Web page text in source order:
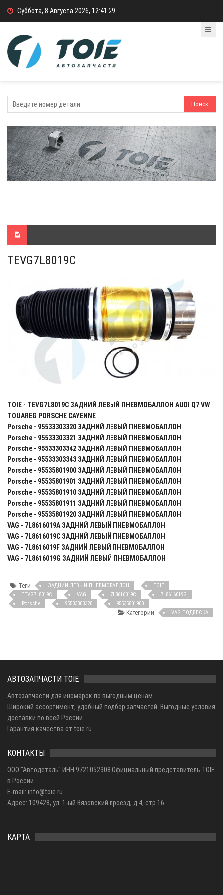
Суббота, 8 Августа 2026, 12:41:29
TEVG7L8019C
TOIE - TEVG7L8019C ЗАДНИЙ ЛЕВЫЙ ПНЕВМОБАЛЛОН AUDI Q7 VW
TOUAREG PORSCHE CAYENNE
Porsche - 95533303320 ЗАДНИЙ ЛЕВЫЙ ПНЕВМОБАЛЛОН
Porsche - 95533303321 ЗАДНИЙ ЛЕВЫЙ ПНЕВМОБАЛЛОН
Porsche - 95533303342 ЗАДНИЙ ЛЕВЫЙ ПНЕВМОБАЛЛОН
Porsche - 95533303343 ЗАДНИЙ ЛЕВЫЙ ПНЕВМОБАЛЛОН
Porsche - 95535801900 ЗАДНИЙ ЛЕВЫЙ ПНЕВМОБАЛЛОН
Porsche - 95535801901 ЗАДНИЙ ЛЕВЫЙ ПНЕВМОБАЛЛОН
Porsche - 95535801910 ЗАДНИЙ ЛЕВЫЙ ПНЕВМОБАЛЛОН
Porsche - 95535801911 ЗАДНИЙ ЛЕВЫЙ ПНЕВМОБАЛЛОН
Porsche - 95535801920 ЗАДНИЙ ЛЕВЫЙ ПНЕВМОБАЛЛОН
VAG - 7L8616019A ЗАДНИЙ ЛЕВЫЙ ПНЕВМОБАЛЛОН
VAG - 7L8616019C ЗАДНИЙ ЛЕВЫЙ ПНЕВМОБАЛЛОН
VAG - 7L8616019F ЗАДНИЙ ЛЕВЫЙ ПНЕВМОБАЛЛОН
VAG - 7L8616019G ЗАДНИЙ ЛЕВЫЙ ПНЕВМОБАЛЛОН
Теги ЗАДНИЙ ЛЕВЫЙ ПНЕВМОБАЛЛОН
TOIE
TEVG7L8019C
VAG 7L8616019C
7L8616019G
Porsche
95533303320 95535801900
Категории VAG ПОДВЕСКА
АВТОЗАПЧАСТИ TOIE
Автозапчасти для иномарок по выгодным ценам.
Широкий ассортимент, удобный подбор запчастей. Выгодные условия
доставки по всей России.
Гарантия качества от toie.ru
КОНТАКТЫ
ООО "Автодеталь" ИНН 9721052308 Официальный представитель TOIE
в России
E-mail: info@toie.ru
Адрес: 109428, ул. 1-ый Вязовский проезд, д.4, стр.16
КАРТА